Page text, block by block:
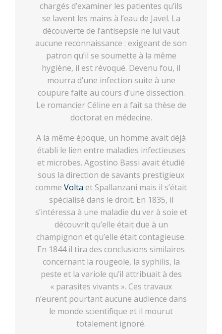
chargés d’examiner les patientes qu’ils
se lavent les mains à l’eau de Javel. La
découverte de l’antisepsie ne lui vaut
aucune reconnaissance : exigeant de son
patron qu’il se soumette à la même
hygiène, il est révoqué. Devenu fou, il
mourra d’une infection suite à une
coupure faite au cours d’une dissection.
Le romancier Céline en a fait sa thèse de
doctorat en médecine.
A la même époque, un homme avait déjà
établi le lien entre maladies infectieuses
et microbes. Agostino Bassi avait étudié
sous la direction de savants prestigieux
comme Volta et Spallanzani mais il s’était
spécialisé dans le droit. En 1835, il
s’intéressa à une maladie du ver à soie et
découvrit qu’elle était due à un
champignon et qu’elle était contagieuse.
En 1844 il tira des conclusions similaires
concernant la rougeole, la syphilis, la
peste et la variole qu’il attribuait à des
« parasites vivants ». Ces travaux
n’eurent pourtant aucune audience dans
le monde scientifique et il mourut
totalement ignoré.